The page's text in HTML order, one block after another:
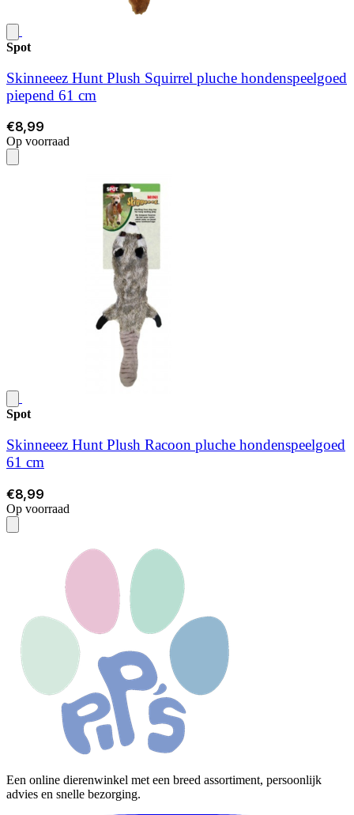
Spot
Skinneeez Hunt Plush Squirrel pluche hondenspeelgoed
piepend 61 cm
€8,99
Op voorraad
Spot
Skinneeez Hunt Plush Racoon pluche hondenspeelgoed
61 cm
€8,99
Op voorraad
Een online dierenwinkel met een breed assortiment, persoonlijk
advies en snelle bezorging.